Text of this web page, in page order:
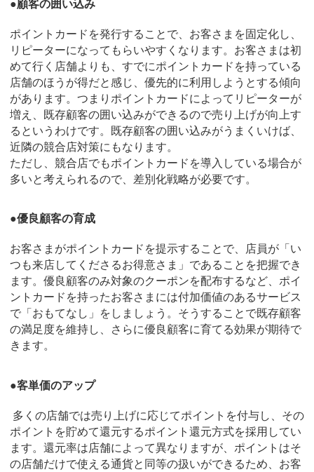
●顧客の囲い込み
ポイントカードを発行することで、お客さまを固定化し、
リピーターになってもらいやすくなります。お客さまは初
めて行く店舗よりも、すでにポイントカードを持っている
店舗のほうが得だと感じ、優先的に利用しようとする傾向
があります。つまりポイントカードによってリピーターが
増え、既存顧客の囲い込みができるので売り上げが向上す
るというわけです。既存顧客の囲い込みがうまくいけば、
近隣の競合店対策にもなります。
ただし、競合店でもポイントカードを導入している場合が
多いと考えられるので、差別化戦略が必要です。
●優良顧客の育成
お客さまがポイントカードを提示することで、店員が「い
つも来店してくださるお得意さま」であることを把握でき
ます。優良顧客のみ対象のクーポンを配布するなど、ポイ
ントカードを持ったお客さまには付加価値のあるサービス
で「おもてなし」をしましょう。そうすることで既存顧客
の満足度を維持し、さらに優良顧客に育てる効果が期待で
きます。
●客単価のアップ
多くの店舗では売り上げに応じてポイントを付与し、その
ポイントを貯めて還元するポイント還元方式を採用してい
ます。還元率は店舗によって異なりますが、ポイントはそ
の店舗だけで使える通貨と同等の扱いができるため、お客